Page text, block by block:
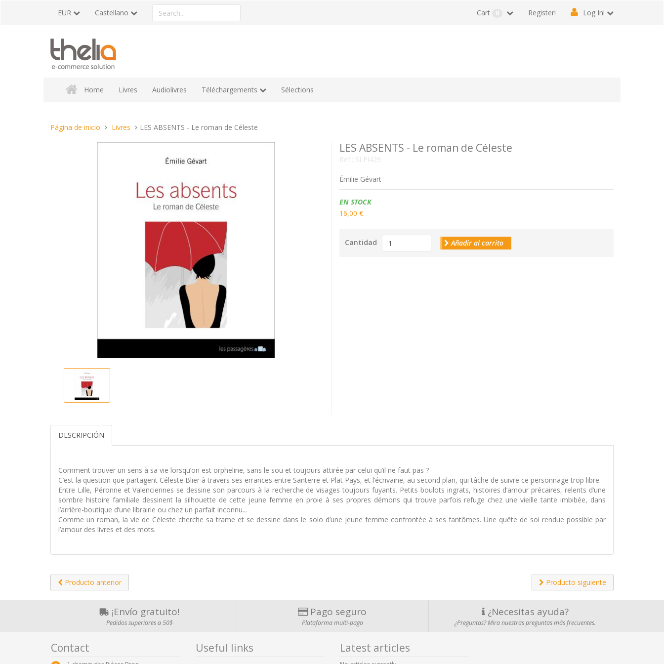
EUR Castellano
Search
a
Register! Log In!
Cart 0
Home Livres Audiolivres Téléchargements Sélections
Estas
Página de inicio Livres LES ABSENTS - Le roman de Céleste
LES ABSENTS - Le roman de Céleste
Ref.: SLPl429
Émilie Gévart
Disponibilidad:
EN STOCK
16,00 €
Cantidad Añadir al carrito
DESCRIPCIÓN
Comment trouver un sens à sa vie lorsqu’on est orpheline, sans le sou et toujours attirée par celui qu’il ne faut pas ?
C’est la question que partagent Céleste Blier à travers ses errances entre Santerre et Plat Pays, et l’écrivaine, au second plan, qui tâche de suivre ce personnage trop libre.
Entre Lille, Péronne et Valenciennes se dessine son parcours à la recherche de visages toujours fuyants. Petits boulots ingrats, histoires d’amour précaires, relents d’une
sombre histoire familiale dessinent la silhouette de cette jeune femme en proie à ses propres démons qui trouve parfois refuge chez une vieille tante imbibée, dans
l’arrière-boutique d’une librairie ou chez un parfait inconnu...
Comme un roman, la vie de Céleste cherche sa trame et se dessine dans le solo d’une jeune femme confrontée à ses fantômes. Une quête de soi rendue possible par
l’amour des livres et des mots.
Producto anterior Producto siguiente
¡Envío gratuito!
Pedidos superiores a 50$
Pago seguro
Plataforma multi-pago
¿Necesitas ayuda?
¿Preguntas? Mira nuestras preguntas más frecuentes.
Contact Useful links Latest articles